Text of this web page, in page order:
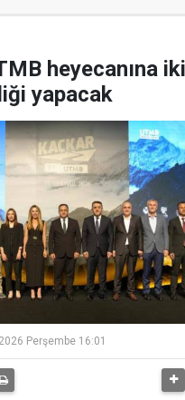
heyecanına
yapacak
Perşembe 16:01